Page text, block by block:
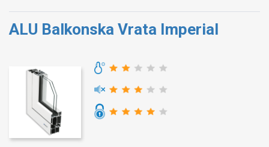
ALU Balkonska Vrata Imperial